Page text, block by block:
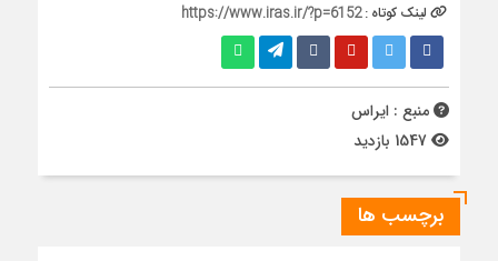
لینک کوتاه :https://www.iras.ir/?p=6152
منبع : ایراس
برچسب ها